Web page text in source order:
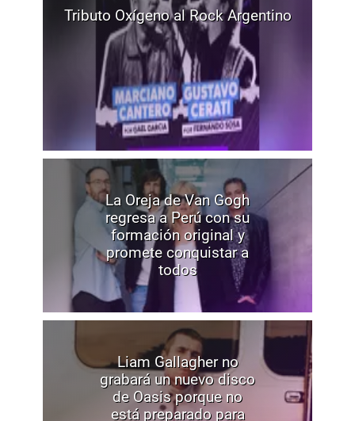
Tributo Oxígeno al Rock Argentino
La Oreja de Van Gogh
regresa a Perú con su
formación original y
promete conquistar a
todos
Liam Gallagher no
grabará un nuevo disco
de Oasis porque no
está preparado para